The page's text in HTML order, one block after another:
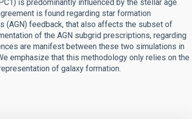
is predominantly influenced by the stellar age
is found regarding star formation
(AGN) feedback, that also affects the subset of
of the AGN subgrid prescriptions, regarding
are manifest between these two simulations in
emphasize that this methodology only relies on the
of galaxy formation.